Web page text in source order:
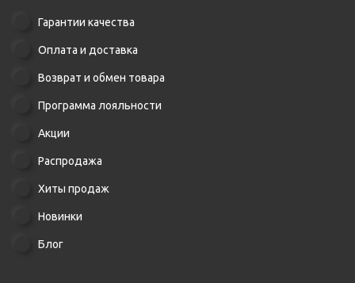
Гарантии качества
Оплата и доставка
Возврат и обмен товара
Программа лояльности
Акции
Распродажа
Хиты продаж
Новинки
Блог